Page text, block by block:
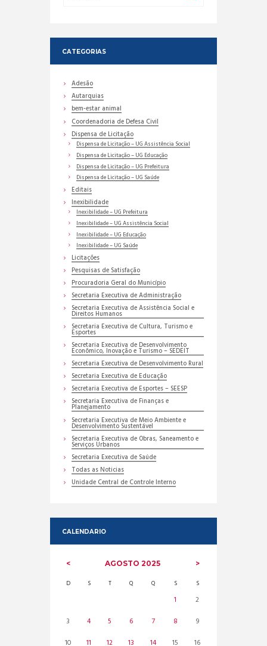
CATEGORIAS
Adesão
Autarquias
bem-estar animal
Coordenadoria de Defesa Civil
Dispensa de Licitação
Dispensa de Licitação – UG Assistência Social
Dispensa de Licitação – UG Educação
Dispensa de Licitação – UG Prefeitura
Dispensa de Licitação – UG Saúde
Editais
Inexibilidade
Inexibilidade – UG Prefeitura
Inexibilidade – UG Assistência Social
Inexibilidade – UG Educação
Inexibilidade – UG Saúde
Licitações
Pesquisas de Satisfação
Procuradoria Geral do Município
Secretaria Executiva de Administração
Secretaria Executiva de Assistência Social e
Direitos Humanos
Secretaria Executiva de Cultura, Turismo e
Esportes
Secretaria Executiva de Desenvolvimento
Econômico, Inovação e Turismo – SEDEIT
Secretaria Executiva de Desenvolvimento Rural
Secretaria Executiva de Educação
Secretaria Executiva de Esportes – SEESP
Secretaria Executiva de Finanças e
Planejamento
Secretaria Executiva de Meio Ambiente e
Desenvolvimento Sustentável
Secretaria Executiva de Obras, Saneamento e
Serviços Urbanos
Secretaria Executiva de Saúde
Todas as Noticias
Unidade Central de Controle Interno
CALENDARIO
AGOSTO 2025
D S T Q Q S S
1
2
3
4 5 6 7 8
9
10
11 12 13 14 15 16